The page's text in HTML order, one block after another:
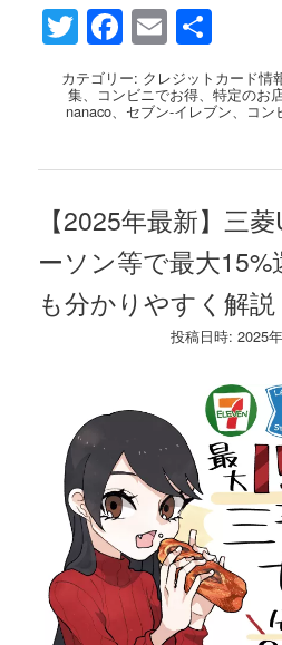
Twitter
Facebook
Email
有
カテゴリー: クレジットカード情
集、 コンビニでお得、特定のお
nanaco、 セブン-イレブン、 コン
【2025年最新】三
ーソン等で最大
も分かりやすく解説
投稿日時:2025